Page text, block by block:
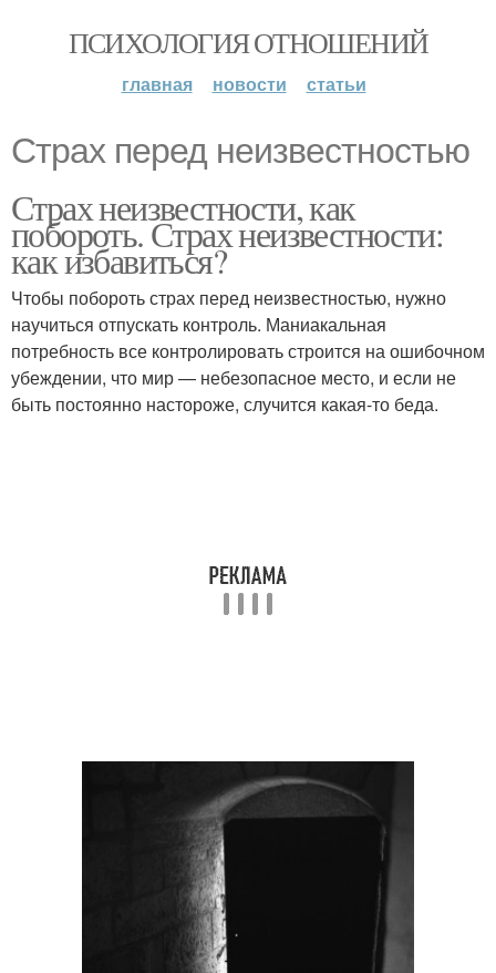
ПСИХОЛОГИЯ ОТНОШЕНИЙ
главная новости статьи
Страх перед неизвестностью
Страх неизвестности, как
побороть. Страх неизвестности:
как избавиться?
Чтобы побороть страх перед неизвестностью, нужно
научиться отпускать контроль. Маниакальная
потребность все контролировать строится на ошибочном
убеждении, что мир — небезопасное место, и если не
быть постоянно настороже, случится какая-то беда.